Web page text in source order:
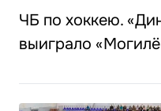
ЧБ по хоккею.
выиграло